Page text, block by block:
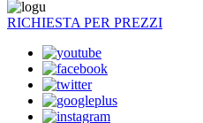
RICHIESTA PER PREZZI